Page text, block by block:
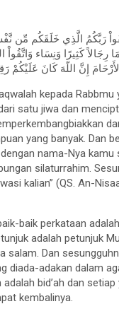
رَبَّكُمُ الَّذِي خَلَقَكُم مِّن
رِجَالاً كَثِيرًا وَنِسَاء وَاتَّقُواْ
kepada Rabbmu
satu jiwa dan
yang banyak. Dan
nama-Nya kamu
silaturrahim.
kalian” (QS. An-
baik perkataan
adalah petunjuk
salam. Dan
diada-adakan dalam
bid’ah dan setiap
kembalinya.